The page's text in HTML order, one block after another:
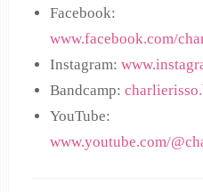
Facebook:
www.facebook.com/
Instagram:
Bandcamp:
YouTube:
www.youtube.com/